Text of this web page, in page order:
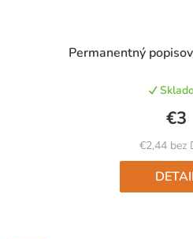
Permanentný
je
5,0
z
5
€2,44 bez
€3